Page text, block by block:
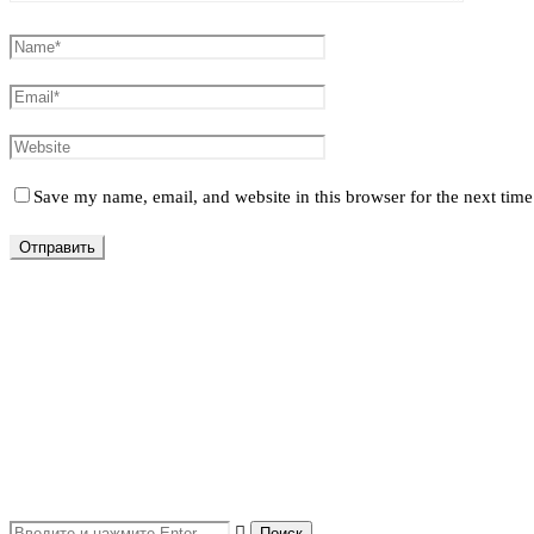
Save my name, email, and website in this browser for the next